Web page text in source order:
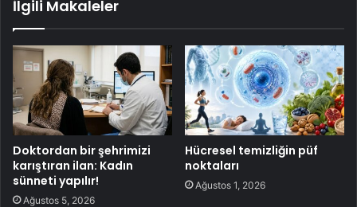
İlgili Makaleler
Doktordan bir şehrimizi
karıştıran ilan: Kadın
sünneti yapılır!
Ağustos 5, 2026
Hücresel temizliğin püf
noktaları
Ağustos 1, 2026